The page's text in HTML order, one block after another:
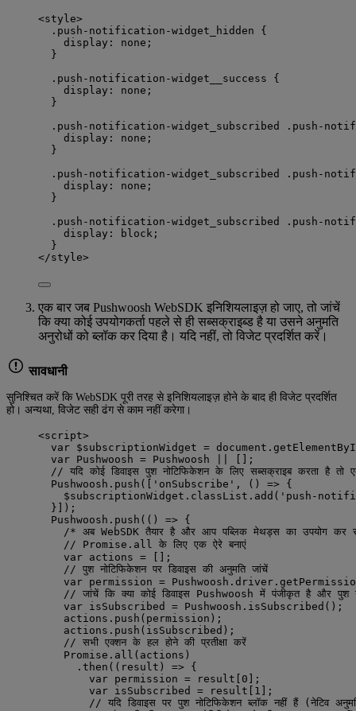
<style>
.push-notification-widget_hidden {
display: none;
}
.push-notification-widget__success {
display: none;
}
.push-notification-widget_subscribed .push-
display: none;
}
.push-notification-widget_subscribed .push-
display: none;
}
.push-notification-widget_subscribed .push-
display: block;
}
</style>
एक बार जब Pushwoosh WebSDK इनिशियलाइज़ हो जाए, तो जांचें
कि क्या कोई उपयोगकर्ता पहले से ही सब्सक्राइब्ड है या उसने अनुमति
अनुरोधों को ब्लॉक कर दिया है। यदि नहीं, तो विजेट प्रदर्शित करें।
सावधानी
सुनिश्चित करें कि WebSDK पूरी तरह से इनिशियलाइज़ होने के बाद ही विजेट प्रदर्शित
हो। अन्यथा, विजेट सही ढंग से काम नहीं करेगा।
<script>
var $subscriptionWidget =
var Pushwoosh = Pushwoosh || [];
// यदि कोई डिवाइस पुश नोटिफिकेशन के लिए सब्सक्राइब करता है तो
Pushwoosh.push(['onSubscribe', () => {
$subscriptionWidget.classList.add('push-
}]);
Pushwoosh.push(() => {
/* अब WebSDK तैयार है और आप पब्लिक मेथड्स का उपयोग
// Promise.all के लिए एक ऐरे बनाएं
var actions = [];
// पुश नोटिफिकेशन पर डिवाइस की अनुमति जांचें
var permission =
// जांचें कि क्या कोई डिवाइस Pushwoosh में पंजीकृत है और पुश
var isSubscribed = Pushwoosh.isSubscribed();
actions.push(permission);
actions.push(isSubscribed);
// सभी एक्शन के हल होने की प्रतीक्षा करें
Promise.all(actions)
.then((result) => {
var permission = result[0];
var isSubscribed = result[1];
// यदि डिवाइस पर पुश नोटिफिकेशन ब्लॉक नहीं हैं (नेटिव